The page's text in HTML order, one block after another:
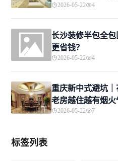
2026-05-22 4
长沙装修半包全
更省钱？
2026-05-22 4
重庆新中式避坑
老房越住越有烟火
2026-05-22 7
标签列表